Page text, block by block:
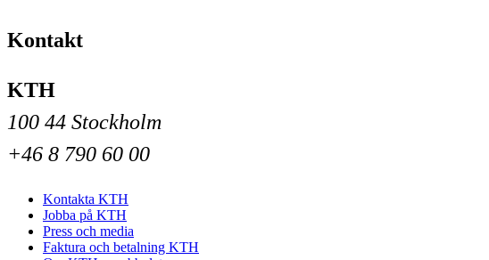
Kontakt
KTH
100 44 Stockholm
+46 8 790 60 00
Kontakta KTH
Jobba på KTH
Press och media
Faktura och betalning KTH